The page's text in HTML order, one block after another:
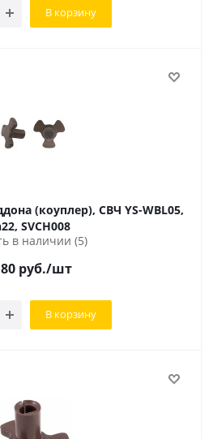
В корзину
(коуплер), СВЧ YS-WBL05,
SVCH008
в наличии (5)
руб./шт
В корзину